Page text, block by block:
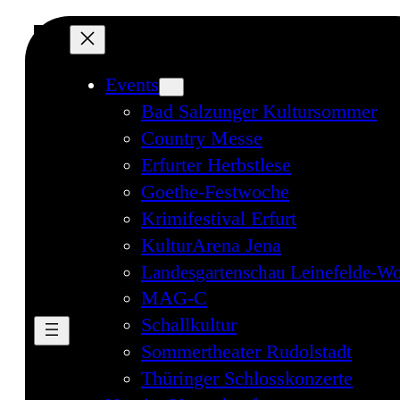
Events
Bad Salzunger Kultursommer
Country Messe
Erfurter Herbstlese
Goethe-Festwoche
Krimifestival Erfurt
KulturArena Jena
Landesgartenschau Leinefelde-
MAG-C
Schallkultur
Sommertheater Rudolstadt
Thüringer Schlosskonzerte